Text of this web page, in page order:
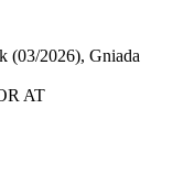
(03/2026), Gniada
AT